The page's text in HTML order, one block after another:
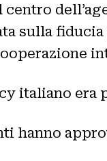
centro
sulla
italiano era
hanno